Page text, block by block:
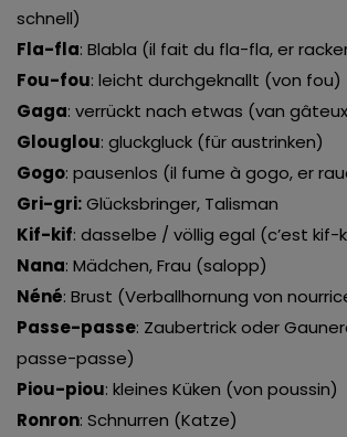
schnell)
Fla-fla: Blabla (il fait du fla-fla, er
Fou-fou: leicht durchgeknallt (von fou)
Gaga: verrückt nach etwas (van
Glouglou: gluckgluck (für austrinken)
Gogo: pausenlos (il fume à gogo, er
Gri-gri:Glücksbringer, Talisman
Kif-kif: dasselbe / völlig egal (c’est kif-
Nana: Mädchen, Frau (salopp)
Néné: Brust (Verballhornung von
Passe-passe: Zaubertrick oder
passe-passe)
Piou-piou: kleines Küken (von poussin)
Ronron: Schnurren (Katze)